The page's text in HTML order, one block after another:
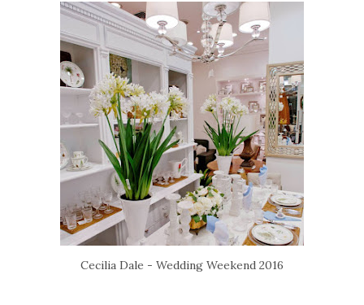
Cecilia Dale - Wedding Weekend 2016